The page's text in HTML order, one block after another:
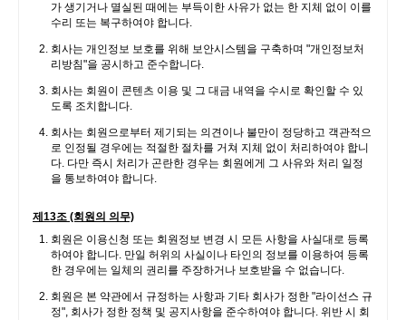
가 생기거나 멸실된 때에는 부득이한 사유가 없는 한 지체 없이 이를
수리 또는 복구하여야 합니다.
회사는 개인정보 보호를 위해 보안시스템을 구축하며 "개인정보처
리방침"을 공시하고 준수합니다.
회사는 회원이 콘텐츠 이용 및 그 대금 내역을 수시로 확인할 수 있
도록 조치합니다.
회사는 회원으로부터 제기되는 의견이나 불만이 정당하고 객관적으
로 인정될 경우에는 적절한 절차를 거쳐 지체 없이 처리하여야 합니
다. 다만 즉시 처리가 곤란한 경우는 회원에게 그 사유와 처리 일정
을 통보하여야 합니다.
제13조 (회원의 의무)
회원은 이용신청 또는 회원정보 변경 시 모든 사항을 사실대로 등록
하여야 합니다. 만일 허위의 사실이나 타인의 정보를 이용하여 등록
한 경우에는 일체의 권리를 주장하거나 보호받을 수 없습니다.
회원은 본 약관에서 규정하는 사항과 기타 회사가 정한 "라이선스 규
정", 회사가 정한 정책 및 공지사항을 준수하여야 합니다. 위반 시 회